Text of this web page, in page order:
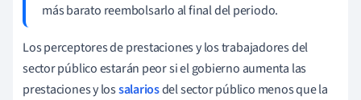
más barato reembolsarlo al final del periodo.
Los perceptores de prestaciones y los trabajadores del
sector público estarán peor si el gobierno aumenta las
prestaciones y lossalariosdel sector público menos que la